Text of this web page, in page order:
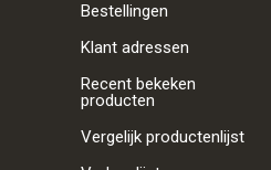
Bestellingen
Klant adressen
Recent bekeken
producten
Vergelijk productenlijst